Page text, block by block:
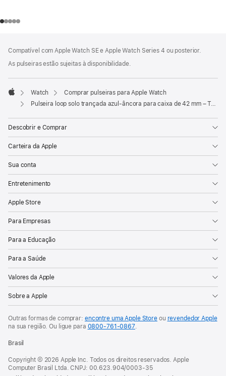
de
rodapé
Compatível com Apple Watch SE e Apple Watch Series 4 ou posterior.
As pulseiras estão sujeitas à disponibilidade.
Apple
Watch
Comprar pulseiras para Apple Watch
Pulseira loop solo trançada azul-âncora para caixa de 42 mm – Tamanho 0
Descobrir e Comprar
Carteira da Apple
Sua conta
Entretenimento
Apple Store
Para Empresas
Para a Educação
Para a Saúde
Valores da Apple
Sobre a Apple
Outras formas de comprar: encontre uma Apple Store ou revendedor Apple
na sua região. Ou ligue para 0800-761-0867.
Brasil
Copyright © 2026 Apple Inc. Todos os direitos reservados. Apple
Computer Brasil Ltda. CNPJ: 00.623.904/0003-35